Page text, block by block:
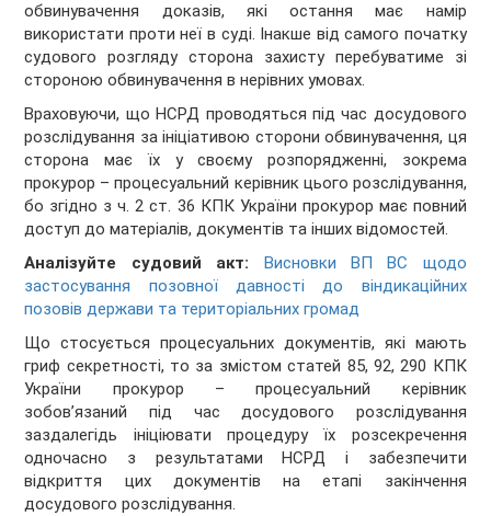
обвинувачення доказів, які остання має намір
використати проти неї в суді. Інакше від самого початку
судового розгляду сторона захисту перебуватиме зі
стороною обвинувачення в нерівних умовах.
Враховуючи, що НСРД проводяться під час досудового
розслідування за ініціативою сторони обвинувачення, ця
сторона має їх у своєму розпорядженні, зокрема
прокурор – процесуальний керівник цього розслідування,
бо згідно з ч. 2 ст. 36 КПК України прокурор має повний
доступ до матеріалів, документів та інших відомостей.
Аналізуйте судовий акт:
Висновки ВП ВС щодо
застосування позовної давності до віндикаційних
позовів держави та територіальних громад
Що стосується процесуальних документів, які мають
гриф секретності, то за змістом статей 85, 92, 290 КПК
України прокурор – процесуальний керівник
зобов’язаний під час досудового розслідування
заздалегідь ініціювати процедуру їх розсекречення
одночасно з результатами НСРД і забезпечити
відкриття цих документів на етапі закінчення
досудового розслідування.